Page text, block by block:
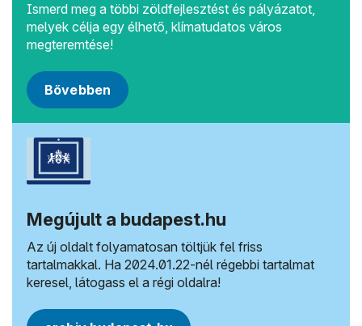
Ismerd meg a többi zöldfejlesztést és pályázatot,
melyek célja egy élhető, klímatudatos város
megteremtése!
Bővebben
Megújult a budapest.hu
Az új oldalt folyamatosan töltjük fel friss
tartalmakkal. Ha 2024.01.22-nél régebbi tartalmat
keresel, látogass el a régi oldalra!